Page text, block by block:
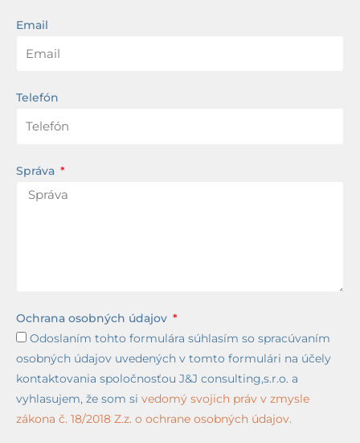
Email
Telefón
Správa
Ochrana osobných údajov
Odoslaním tohto formulára súhlasím so spracúvaním
osobných údajov uvedených v tomto formulári na účely
kontaktovania spoločnosťou J&J consulting,s.r.o. a
vyhlasujem, že som si vedomý svojich práv v zmysle
zákona č. 18/2018 Z.z. o ochrane osobných údajov.